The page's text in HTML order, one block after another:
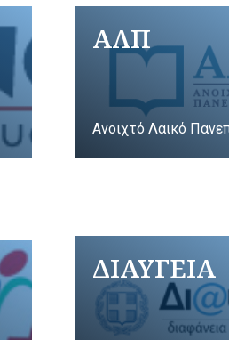
ΑΛΠ
Ανοιχτό Λαικό
ΔΙΑΥΓΕΙΑ